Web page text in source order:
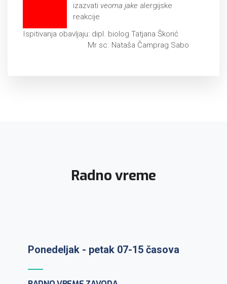
izazvati veoma jake alergijske
reakcije
Ispitivanja obavljaju: dipl. biolog Tatjana Škorić
Mr sc. Nataša Čamprag Sabo
Radno vreme
Ponedeljak - petak 07-15 časova
Prijem uzoraka: ponedeljak-petak 7-